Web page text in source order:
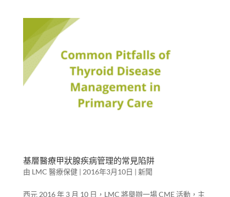
基層醫療甲狀腺疾病管理的常見陷阱
由 LMC 醫療保健| 2016年3月10日 | 新聞
西元 2016 年 3 月 10 日，LMC 將舉辦一場 CME 活動，主